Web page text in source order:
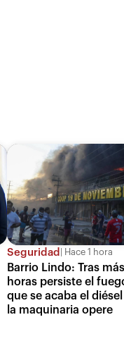
Seguridad Hace 1 hora
Barrio Lindo: Tras
horas persiste el
que se acaba el
la maquinaria opere